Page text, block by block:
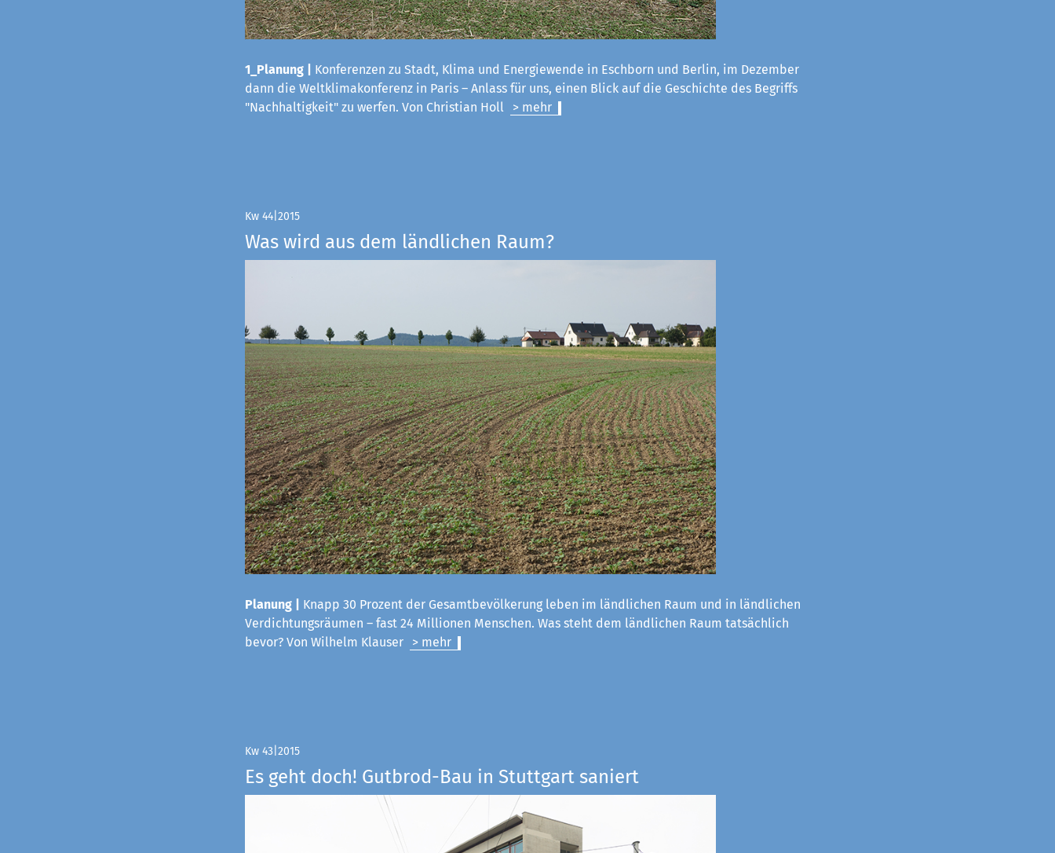
1_Planung |
Konferenzen zu Stadt, Klima und Energiewende in Eschborn und Berlin, im Dezember
dann die Weltklimakonferenz in Paris – Anlass für uns, einen Blick auf die Geschichte des Begriffs
"Nachhaltigkeit" zu werfen. Von Christian Holl
> mehr
Kw 44|2015
Was wird aus dem ländlichen Raum?
Planung |
Knapp 30 Prozent der Gesamtbevölkerung leben im ländlichen Raum und in ländlichen
Verdichtungsräumen – fast 24 Millionen Menschen. Was steht dem ländlichen Raum tatsächlich
bevor? Von Wilhelm Klauser
> mehr
Kw 43|2015
Es geht doch! Gutbrod-Bau in Stuttgart saniert